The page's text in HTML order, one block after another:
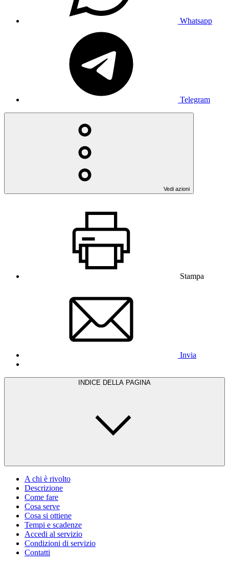
Whatsapp
Telegram
Vedi azioni
Stampa
Invia
INDICE DELLA PAGINA
A chi è rivolto
Descrizione
Come fare
Cosa serve
Cosa si ottiene
Tempi e scadenze
Accedi al servizio
Condizioni di servizio
Contatti